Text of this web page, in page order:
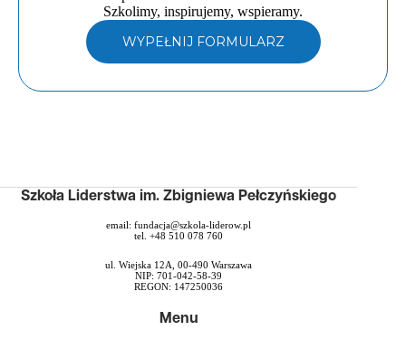
Szkolimy, inspirujemy, wspieramy.
WYPEŁNIJ FORMULARZ
Szkoła Liderstwa im. Zbigniewa Pełczyńskiego
email:fundacja@szkola-liderow.pl
tel. +48 510 078 760
ul. Wiejska 12A, 00-490 Warszawa
NIP: 701-042-58-39
REGON: 147250036
Menu